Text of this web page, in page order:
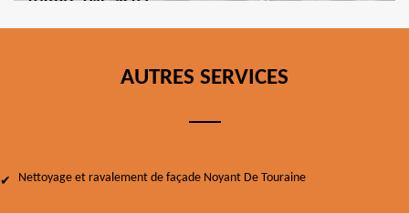
AUTRES SERVICES
Nettoyage et ravalement de façade Noyant De Touraine